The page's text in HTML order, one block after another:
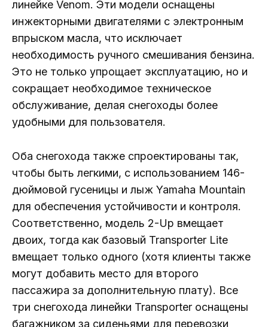
линейке Venom. Эти модели оснащены
инжекторными двигателями с электронным
впрыском масла, что исключает
необходимость ручного смешивания бензина.
Это не только упрощает эксплуатацию, но и
сокращает необходимое техническое
обслуживание, делая снегоходы более
удобными для пользователя.
Оба снегохода также спроектированы так,
чтобы быть легкими, с использованием 146-
дюймовой гусеницы и лыж Yamaha Mountain
для обеспечения устойчивости и контроля.
Соответственно, модель 2-Up вмещает
двоих, тогда как базовый Transporter Lite
вмещает только одного (хотя клиенты также
могут добавить место для второго
пассажира за дополнительную плату). Все
три снегохода линейки Transporter оснащены
багажником за сиденьями для перевозки